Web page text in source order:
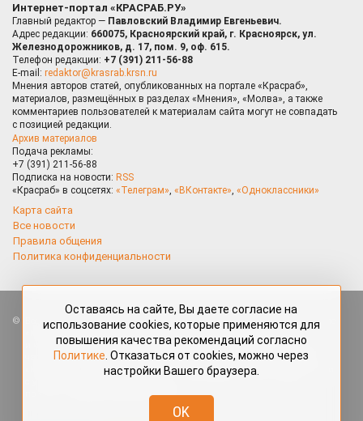
Интернет-портал «КРАСРАБ.РУ»
Главный редактор — Павловский Владимир Евгеньевич.
Адрес редакции: 660075, Красноярский край, г. Красноярск, ул.
Железнодорожников, д. 17, пом. 9, оф. 615.
Телефон редакции: +7 (391) 211-56-88
E-mail: redaktor@krasrab.krsn.ru
Мнения авторов статей, опубликованных на портале «Красраб»,
материалов, размещённых в разделах «Мнения», «Молва», а также
комментариев пользователей к материалам сайта могут не совпадать
с позицией редакции.
Архив материалов
Подача рекламы:
+7 (391) 211-56-88
Подписка на новости: RSS
«Красраб» в соцсетях: «Телеграм», «ВКонтакте», «Одноклассники»
Карта сайта
Все новости
Правила общения
Политика конфиденциальности
Все права защищены. Любые материалы, размещённые на портале
«Красраб.ру» сотрудниками редакции, нештатными авторами
и читателями, являются объектами авторского права. Полное или
частичное использование материалов, размещённых на портале
«Красраб.ру», допускается только с письменного согласия редакции
redaktor@krasrab.krsn.ru.
Оставаясь на сайте, Вы даете согласие на
использование cookies, которые применяются для
повышения качества рекомендаций согласно
Политике . Отказаться от cookies, можно через
настройки Вашего браузера.
OK